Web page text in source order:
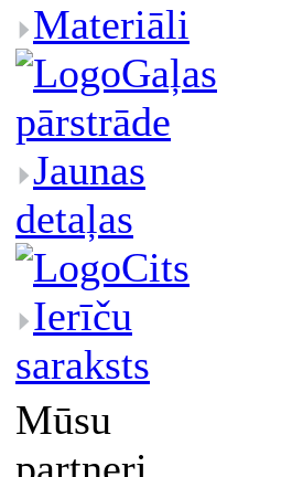
Materiāli
Gaļas
pārstrāde
Jaunas
detaļas
Cits
Ierīču
saraksts
Mūsu